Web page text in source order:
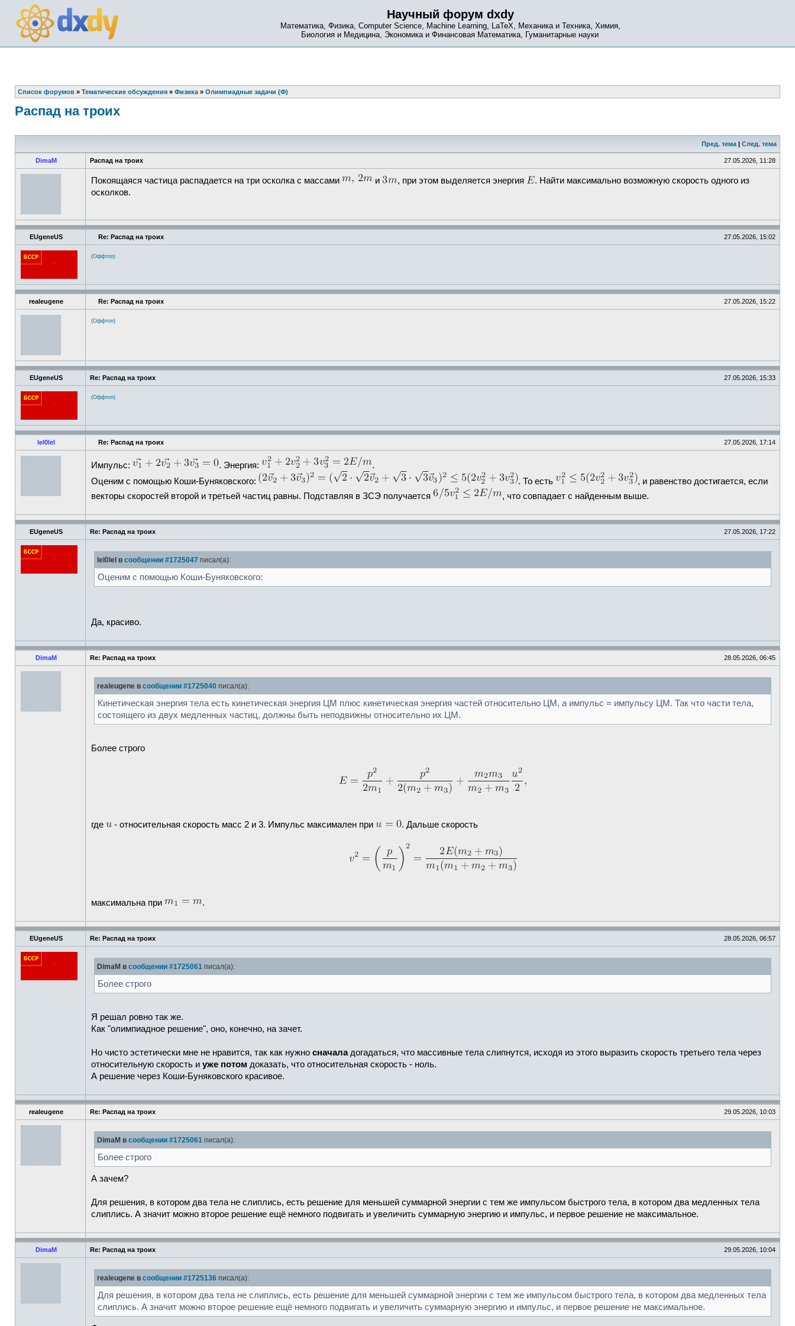
Научный форум dxdy
Математика, Физика, Computer Science, Machine Learning, LaTeX, Механика и Техника, Химия,
Биология и Медицина, Экономика и Финансовая Математика, Гуманитарные науки
Список форумов » Тематические обсуждения » Физика » Олимпиадные задачи (Ф)
Распад на троих
Пред. тема | След. тема
DimaM Распад на троих 27.05.2026, 11:28
Покоящаяся частица распадается на три осколка с массами и , при этом выделяется энергия
. Найти максимально возможную скорость одного из
осколков.
EUgeneUS Re: Распад на троих 27.05.2026, 15:02
(Оффтоп)
realeugene Re: Распад на троих 27.05.2026, 15:22
(Оффтоп)
EUgeneUS Re: Распад на троих 27.05.2026, 15:33
(Оффтоп)
lel0lel Re: Распад на троих 27.05.2026, 17:14
Импульс: . Энергия:
.
Оценим с помощью Коши-Буняковского:
. То есть
, и равенство достигается, если
векторы скоростей второй и третьей частиц равны. Подставляя в ЗСЭ получается
, что совпадает с найденным выше.
EUgeneUS Re: Распад на троих 27.05.2026, 17:22
lel0lel в сообщении #1725047 писал(а):
Оценим с помощью Коши-Буняковского:
Да, красиво.
DimaM Re: Распад на троих 28.05.2026, 06:45
realeugene в сообщении #1725040 писал(а):
Кинетическая энергия тела есть кинетическая энергия ЦМ плюс кинетическая энергия частей относительно ЦМ, а импульс = импульсу ЦМ. Так что части тела,
состоящего из двух медленных частиц, должны быть неподвижны относительно их ЦМ.
Более строго
где - относительная скорость масс 2 и 3. Импульс максимален при . Дальше скорость
максимальна при .
EUgeneUS Re: Распад на троих 28.05.2026, 06:57
DimaM в сообщении #1725061 писал(а):
Более строго
Я решал ровно так же.
Как "олимпиадное решение", оно, конечно, на зачет.
Но чисто эстетически мне не нравится, так как нужно сначала догадаться, что массивные тела слипнутся, исходя из этого выразить скорость третьего тела через
относительную скорость и уже потом доказать, что относительная скорость - ноль.
А решение через Коши-Буняковского красивое.
realeugene Re: Распад на троих 29.05.2026, 10:03
DimaM в сообщении #1725061 писал(а):
Более строго
А зачем?
Для решения, в котором два тела не слиплись, есть решение для меньшей суммарной энергии с тем же импульсом быстрого тела, в котором два медленных тела
слиплись. А значит можно второе решение ещё немного подвигать и увеличить суммарную энергию и импульс, и первое решение не максимальное.
DimaM Re: Распад на троих 29.05.2026, 10:04
realeugene в сообщении #1725136 писал(а):
Для решения, в котором два тела не слиплись, есть решение для меньшей суммарной энергии с тем же импульсом быстрого тела, в котором два медленных тела
слиплись. А значит можно второе решение ещё немного подвигать и увеличить суммарную энергию и импульс, и первое решение не максимальное.